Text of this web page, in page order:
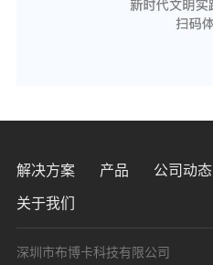
解决方案 产品 公司动态
关于我们
深圳市布博卡科技有限公司